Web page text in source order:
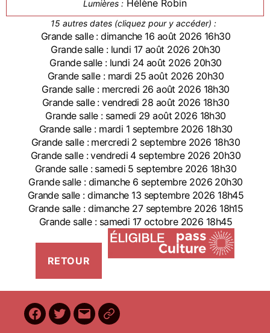
Lumières : Hélène Robin
15 autres dates (cliquez pour y accéder) :
Grande salle : dimanche 16 août 2026 16h30
Grande salle : lundi 17 août 2026 20h30
Grande salle : lundi 24 août 2026 20h30
Grande salle : mardi 25 août 2026 20h30
Grande salle : mercredi 26 août 2026 18h30
Grande salle : vendredi 28 août 2026 18h30
Grande salle : samedi 29 août 2026 18h30
Grande salle : mardi 1 septembre 2026 18h30
Grande salle : mercredi 2 septembre 2026 18h30
Grande salle : vendredi 4 septembre 2026 20h30
Grande salle : samedi 5 septembre 2026 18h30
Grande salle : dimanche 6 septembre 2026 20h30
Grande salle : dimanche 13 septembre 2026 18h45
Grande salle : dimanche 27 septembre 2026 18h15
Grande salle : samedi 17 octobre 2026 18h45
Facebook
Twitter
E-
BilletReduc